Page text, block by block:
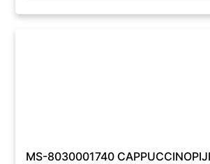
MS-8030001740